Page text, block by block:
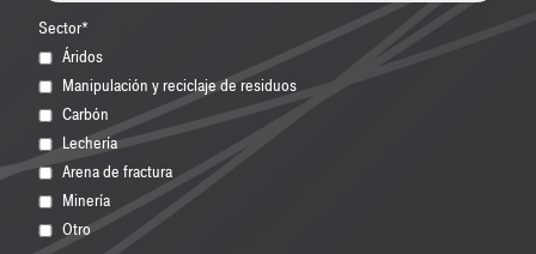
Sector*
Áridos
Manipulación y reciclaje de residuos
Carbón
Lechería
Arena de fractura
Minería
Otro